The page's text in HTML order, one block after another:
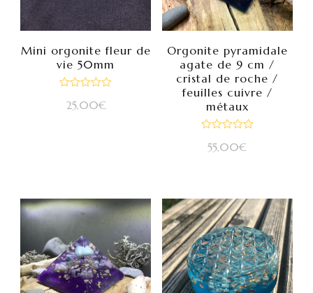
Mini orgonite fleur de
vie 50mm
25,00€
Orgonite pyramidale
agate de 9 cm /
cristal de roche /
feuilles cuivre /
métaux
55,00€